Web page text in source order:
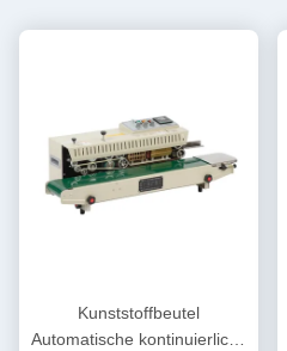
Kunststoffbeutel
Automatische kontinuierliche